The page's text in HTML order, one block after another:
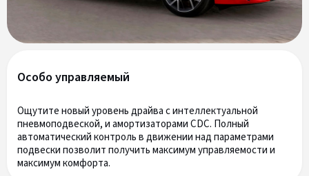
Особо управляемый
Ощутите новый уровень драйва с интеллектуальной
пневмоподвеской, и амортизаторами CDC. Полный
автоматический контроль в движении над параметрами
подвески позволит получить максимум управляемости и
максимум комфорта.